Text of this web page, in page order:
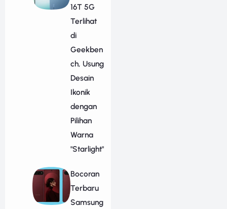
16T 5G
Terlihat
di
Geekben
ch, Usung
Desain
Ikonik
dengan
Pilihan
Warna
"Starlight"
Bocoran
Terbaru
Samsung